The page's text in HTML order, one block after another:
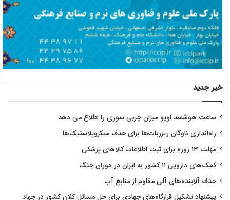
خبر جدید
ساعت هوشمند اوپو میزان چربی سوزی را اطلاع می دهد
راه‌اندازی ناوگان ریزربات‌ها برای حذف میکروپلاستیک‌ها
مهلت ۱۳ روزه برای ثبت اطلاعات کالاهای پزشکی
کمک‌های دارویی ۱۱ کشور به ایران در دوران جنگ
حذف آلاینده‌های آلی مقاوم از منابع آب
پیشنهاد تشکیل قرارگاه‌های جهادی برای حل مسائل کلان کشور در جهاد